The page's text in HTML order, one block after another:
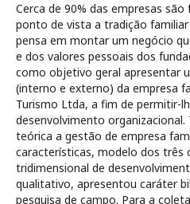
Cerca de 90% das empresas
ponto de vista a tradição
pensa em montar um negócio
e dos valores pessoais dos
como objetivo geral apresentar
(interno e externo) da empresa
Turismo Ltda, a fim de permitir-
desenvolvimento
teórica a gestão de empresa
características, modelo dos três
tridimensional de
qualitativo, apresentou caráter
pesquisa de campo. Para a